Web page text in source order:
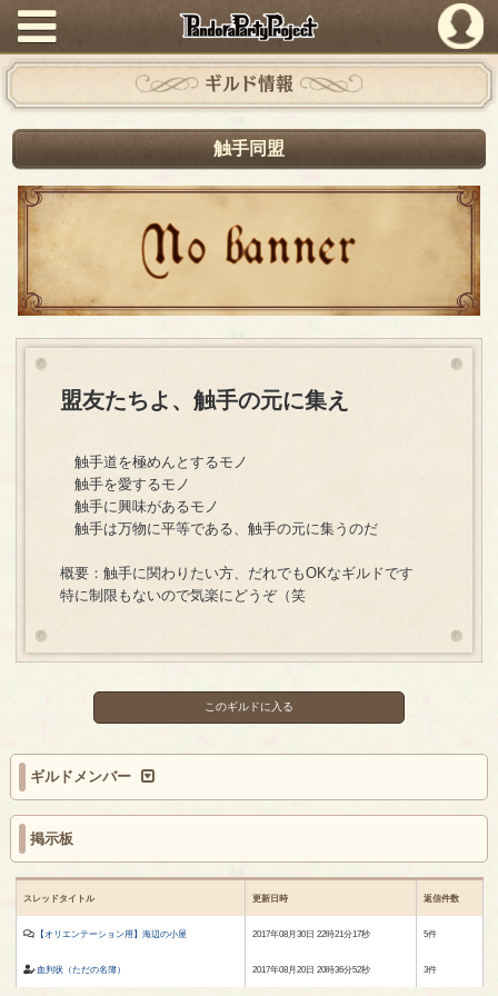
PandoraPartyProject
ギルド情報
触手同盟
盟友たちよ、触手の元に集え
触手道を極めんとするモノ
触手を愛するモノ
触手に興味があるモノ
触手は万物に平等である、触手の元に集うのだ
概要：触手に関わりたい方、だれでもOKなギルドです
特に制限もないので気楽にどうぞ（笑
このギルドに入る
ギルドメンバー
掲示板
スレッドタイトル 更新日時 返信件数
【オリエンテーション用】海辺の小屋 2017年08月30日 22時21分17秒 5件
血判状（ただの名簿） 2017年08月20日 20時36分52秒 3件